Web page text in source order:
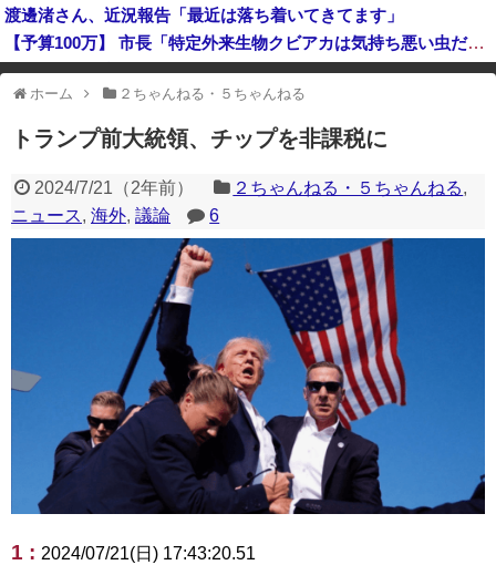
渡邊渚さん、近況報告「最近は落ち着いてきてます」
【予算100万】 市長「特定外来生物クビアカは気持ち悪い虫だしそんな需要ないと思う」1匹300円相当の報奨金→初日に42万取られ焦り
イオンモール熊本の爆発、ガス管に残っていたLPガスが漏れたことが原因か 経産省が全国の大規模施設でガス供給設備の点検要請
一部のコンテンツが表示されなくなったり、サイト全体のレイアウトが崩れ
たりする場合があります。
ホーム ２ちゃんねる・５ちゃんねる
トランプ前大統領、チップを非課税に
2024/7/21 （2年前） ２ちゃんねる・５ちゃんねる,
ニュース, 海外, 議論 6
1 : 2024/07/21(日) 17:43:20.51